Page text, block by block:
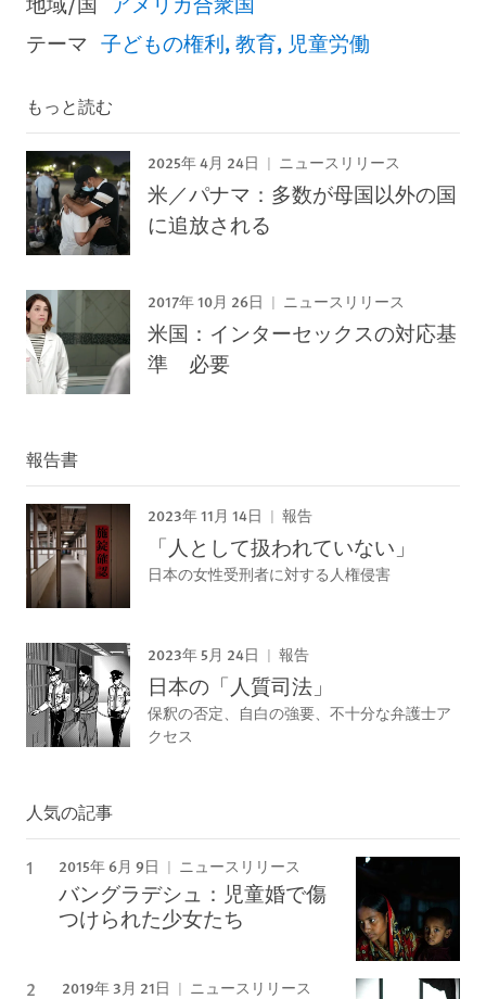
テーマ 子どもの権利 教育 児童労働
もっと読む
2025年 4月 24日 ニュースリリース
米／パナマ：多数が母国以外の国
に追放される
2017年 10月 26日 ニュースリリース
米国：インターセックスの対応基
準 必要
報告書
2023年 11月 14日 報告
「人として扱われていない」
日本の女性受刑者に対する人権侵害
2023年 5月 24日 報告
日本の「人質司法」
保釈の否定、自白の強要、不十分な弁護士ア
クセス
人気の記事
2015年 6月 9日 ニュースリリース
バングラデシュ：児童婚で傷
つけられた少女たち
2019年 3月 21日 ニュースリリース